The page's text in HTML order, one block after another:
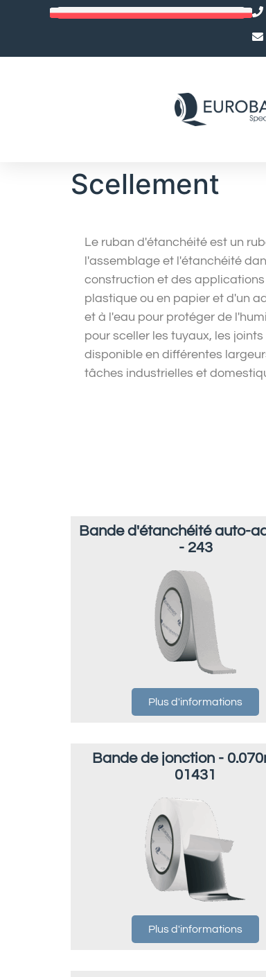
Scellement
Le ruban d'étanchéité est un
l'assemblage et l'étanchéité
construction et des
plastique ou en papier et d'un
et à l'eau pour protéger de
pour sceller les tuyaux, les
disponible en différentes
tâches industrielles et
Bande d'étanchéité auto-
- 243
Plus d'informations
Bande de jonction -
01431
Plus d'informations